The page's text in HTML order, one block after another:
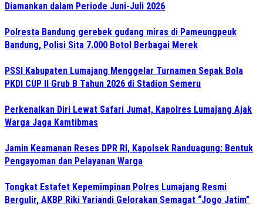
Diamankan dalam Periode Juni-Juli 2026
Polresta Bandung gerebek gudang miras di Pameungpeuk
Bandung, Polisi Sita 7.000 Botol Berbagai Merek
PSSI Kabupaten Lumajang Menggelar Turnamen Sepak Bola
PKDI CUP II Grub B Tahun 2026 di Stadion Semeru
Perkenalkan Diri Lewat Safari Jumat, Kapolres Lumajang Ajak
Warga Jaga Kamtibmas
Jamin Keamanan Reses DPR RI, Kapolsek Randuagung: Bentuk
Pengayoman dan Pelayanan Warga
Tongkat Estafet Kepemimpinan Polres Lumajang Resmi
Bergulir, AKBP Riki Yariandi Gelorakan Semagat “Jogo Jatim”